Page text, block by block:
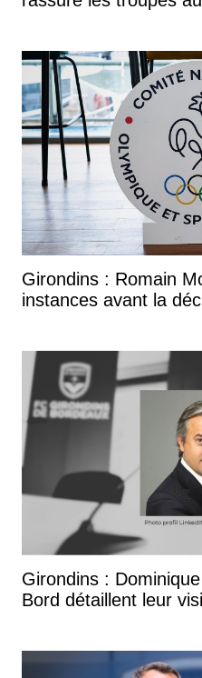
Girondins : Romain
instances avant la
Girondins :
Bord détaillent leur